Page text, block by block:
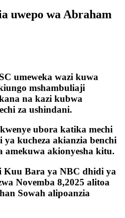
uwepo wa Abraham
umeweka wazi kuwa
mshambuliaji
na kazi kubwa
za ushindani.
ubora katika mechi
ya kucheza akianzia benchi
amekuwa akionyesha kitu.
Kuu Bara ya NBC dhidi ya
Novemba 8,2025 alitoa
Sowah alipoanzia